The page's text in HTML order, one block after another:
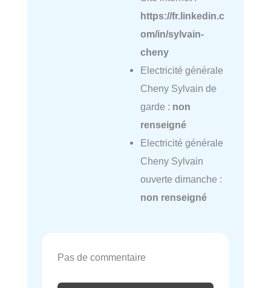
https://fr.linkedin.c
om/in/sylvain-
cheny
Electricité générale
Cheny Sylvain de
garde : non
renseigné
Electricité générale
Cheny Sylvain
ouverte dimanche :
non renseigné
Pas de commentaire